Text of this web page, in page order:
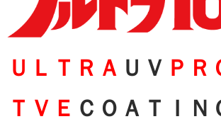
ＵＬＴＲＡ ＵＶ ＰＲ
ＴＶＥ ＣＯＡＴＩＮ